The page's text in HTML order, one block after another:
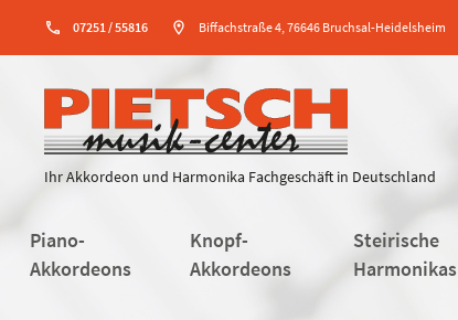
phone 07251 / 55816 location_on Biffachstraße 4, 76646 Bruchsal-Heidelsheim
Ihr Akkordeon und Harmonika Fachgeschäft in Deutschland
Piano-
Akkordeons
Knopf-
Akkordeons
Steirische
Harmonikas